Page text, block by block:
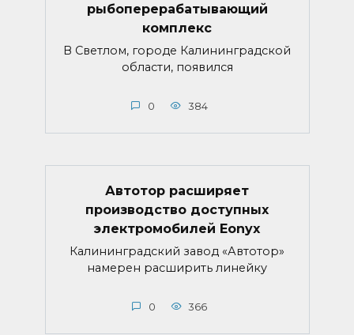
рыбоперерабатывающий
комплекс
В Светлом, городе Калининградской
области, появился
0 384
Автотор расширяет
производство доступных
электромобилей Eonyx
Калининградский завод «Автотор»
намерен расширить линейку
0 366